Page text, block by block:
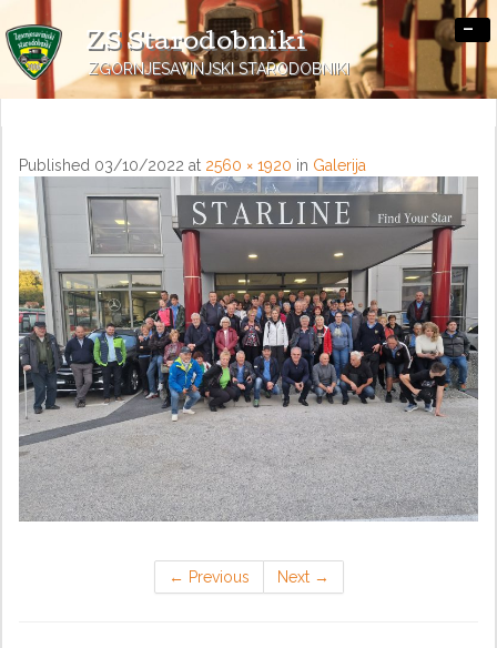
ZS Starodobniki
ZGORNJESAVINJSKI STARODOBNIKI
-
Published 03/10/2022 at 2560 × 1920 in Galerija
← Previous Next →